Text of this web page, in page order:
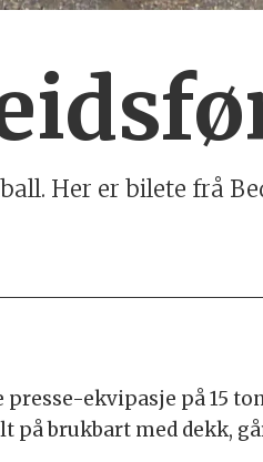
Her er bilete frå
ekvipasje på 15
brukbart med dekk,